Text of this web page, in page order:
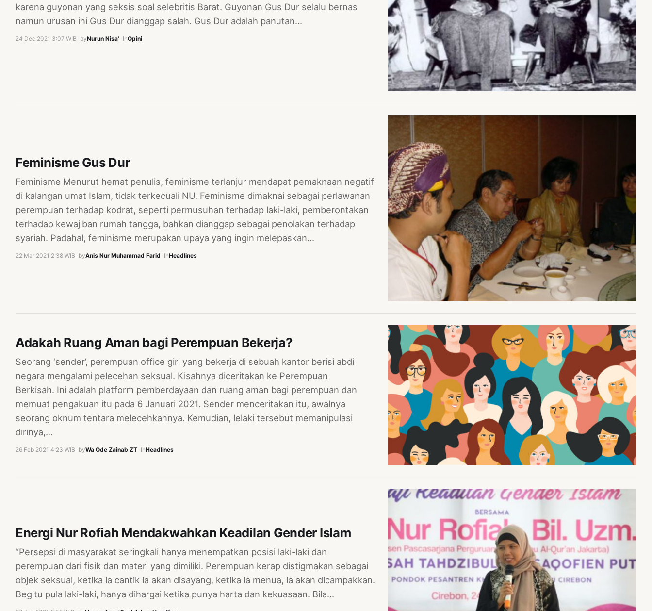
karena guyonan yang seksis soal selebritis Barat. Guyonan Gus Dur selalu bernas
namun urusan ini Gus Dur dianggap salah. Gus Dur adalah panutan…
24 Dec 2021 3:07 WIB byNurun Nisa' InOpini
Feminisme Gus Dur
Feminisme Menurut hemat penulis, feminisme terlanjur mendapat pemaknaan negatif
di kalangan umat Islam, tidak terkecuali NU. Feminisme dimaknai sebagai perlawanan
perempuan terhadap kodrat, seperti permusuhan terhadap laki-laki, pemberontakan
terhadap kewajiban rumah tangga, bahkan dianggap sebagai penolakan terhadap
syariah. Padahal, feminisme merupakan upaya yang ingin melepaskan…
22 Mar 2021 2:38 WIB byAnis Nur Muhammad Farid InHeadlines
Adakah Ruang Aman bagi Perempuan Bekerja?
Seorang ‘sender’, perempuan office girl yang bekerja di sebuah kantor berisi abdi
negara mengalami pelecehan seksual. Kisahnya diceritakan ke Perempuan
Berkisah. Ini adalah platform pemberdayaan dan ruang aman bagi perempuan dan
memuat pengakuan itu pada 6 Januari 2021. Sender menceritakan itu, awalnya
seorang oknum tentara melecehkannya. Kemudian, lelaki tersebut memanipulasi
dirinya,…
26 Feb 2021 4:23 WIB byWa Ode Zainab ZT InHeadlines
Energi Nur Rofiah Mendakwahkan Keadilan Gender Islam
“Persepsi di masyarakat seringkali hanya menempatkan posisi laki-laki dan
perempuan dari fisik dan materi yang dimiliki. Perempuan kerap distigmakan sebagai
objek seksual, ketika ia cantik ia akan disayang, ketika ia menua, ia akan dicampakkan.
Begitu pula laki-laki, hanya dihargai ketika punya harta dan kekuasaan. Bila…